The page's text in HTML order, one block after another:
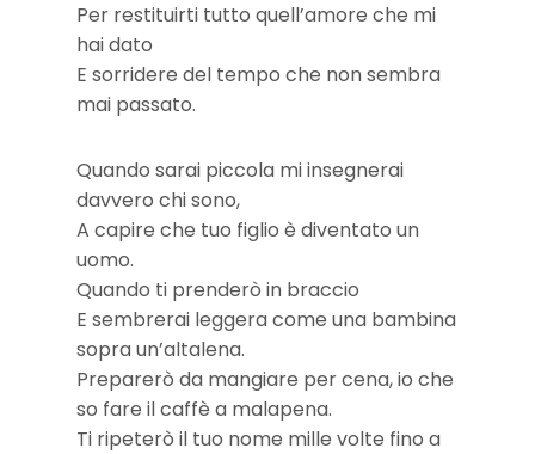
Per restituirti tutto quell’amore che mi
hai dato
E sorridere del tempo che non sembra
mai passato.
Quando sarai piccola mi insegnerai
davvero chi sono,
A capire che tuo figlio è diventato un
uomo.
Quando ti prenderò in braccio
E sembrerai leggera come una bambina
sopra un’altalena.
Preparerò da mangiare per cena, io che
so fare il caffè a malapena.
Ti ripeterò il tuo nome mille volte fino a